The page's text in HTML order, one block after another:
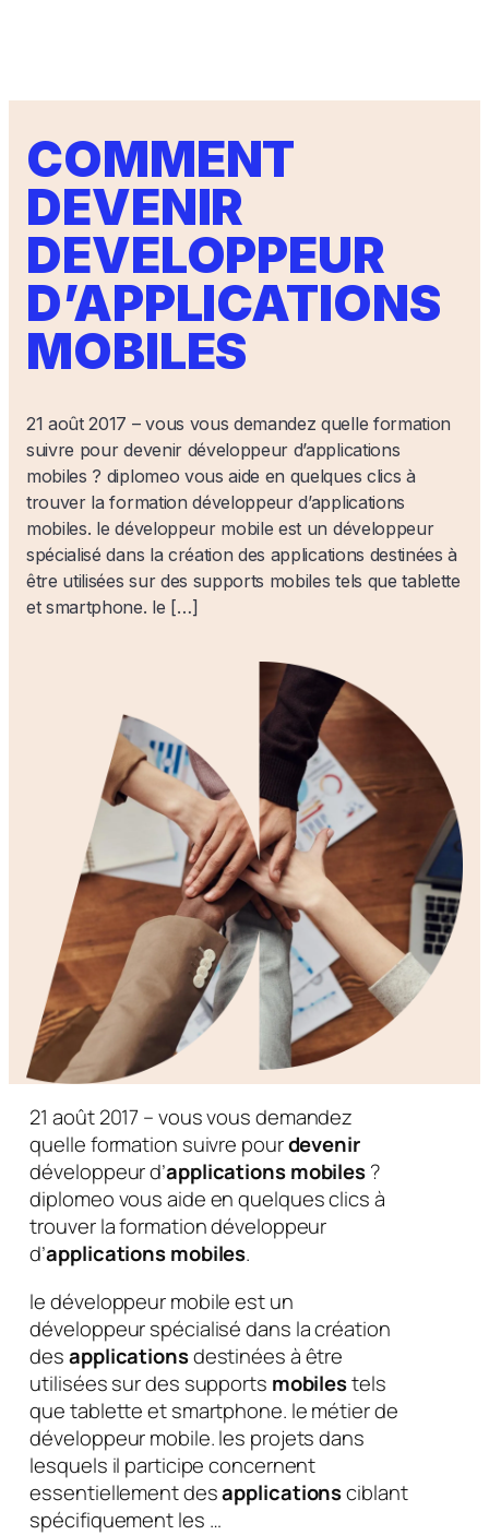
COMMENT
DEVENIR
DEVELOPPEUR
D’APPLICATIONS
MOBILES
21 août 2017 – vous vous demandez quelle formation
suivre pour devenir développeur d’applications
mobiles ? diplomeo vous aide en quelques clics à
trouver la formation développeur d’applications
mobiles. le développeur mobile est un développeur
spécialisé dans la création des applications destinées à
être utilisées sur des supports mobiles tels que tablette
et smartphone. le […]
21 août 2017 – vous vous demandez
quelle formation suivre pourdevenir
développeur d’applications mobiles?
diplomeo vous aide en quelques clics à
trouver la formation développeur
d’applications mobiles.
le développeur mobile est un
développeur spécialisé dans la création
desapplicationsdestinées à être
utilisées sur des supports mobilestels
que tablette et smartphone. le métier de
développeur mobile. les projets dans
lesquels il participe concernent
essentiellement desapplicationsciblant
spécifiquement les …